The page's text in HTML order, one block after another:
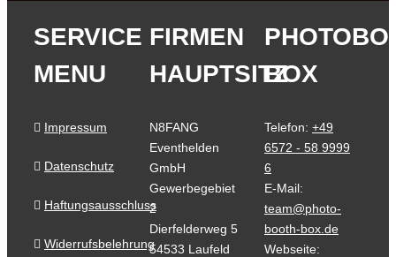
SERVICE
MENU
Impressum
Datenschutz
Haftungsausschluss
Widerrufsbelehrung
FIRMEN
HAUPTSITZ
N8FANG
Eventhelden
GmbH
Gewerbegebiet
2
Dierfelderweg 5
54533 Laufeld
BOX
Telefon: +49
6572 - 58 9999
6
E-Mail:
team@photo-
booth-box.de
Webseite: